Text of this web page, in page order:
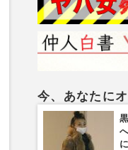
今、あなたに